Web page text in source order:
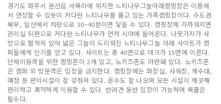
경기도 파주시 문산읍 사목리에 위치한 느티나무그늘아래캠핑장은 이름에
서 연상할 수 있듯이 커다란 느티나무를 품고 있는 가족캠핑장이다. 수도권
북부, 일산에서 차량으로 30~40분이면 닿을 수 있다. 캠핑장에 가까워지면
관리실 뒤편으로 커다란 느티나무가 먼저 시야에 들어온다. 나뭇가지가 사
방으로 펼쳐져 있어 넓은 그늘이 드리워진 느티나무그늘 아래 사이트가 캠
퍼들에게 인기를 얻고 있다. 사이트는 총 40면으로 데크가 15면에 이른다.
단체이용객을 위한 캠핑존이 2개 있고, 노키즈존도 마련돼 있다. 노키즈존
은 캠퍼 외 방문객은 입장을 금지한다. 캠핑장에는 화장실, 샤워장, 개수대,
매점 등 편의시설이 잘 갖춰져 있다. 온수도 잘 나오며 모든 시설이 깨끗해
편리하고 쾌적하게 이용할 수 있다. 반려견 동반 입장이 가능하며 목줄은
필수다.